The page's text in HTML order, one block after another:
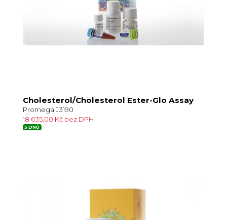
Cholesterol/Cholesterol Ester-Glo Assay
Promega J3190
18 635,00 Kč bez DPH
5 DNŮ